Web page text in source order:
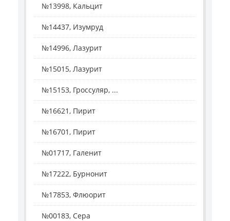
№13998, Кальцит
№14437, Изумруд
№14996, Лазурит
№15015, Лазурит
№15153, Гроссуляр, ...
№16621, Пирит
№16701, Пирит
№01717, Галенит
№17222, Бурнонит
№17853, Флюорит
№00183, Сера